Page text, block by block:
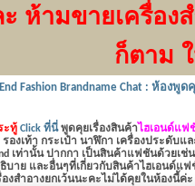
ห้ามขายเครื่อง
ก็ตาม
Fashion Brandname Chat : ห้องพู
ะทู้ Click ที่นี่ พูดคุยเรื่องสินค้าไฮเอนด์แฟ
รองเท้า กระเป๋า นาฬิกา เครื่องประดับแ
เท่านั้น ปากกา เป็นสินค้าแฟชันด้วยเช่
บาย และอื่นๆที่เกี่ยวกับสินค้าไฮเอนด์แ
งสำอางยกเว้นนะคะไม่ได้คุยในห้องนี้ค่ะ